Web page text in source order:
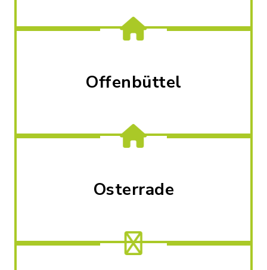
Offenbüttel
Osterrade